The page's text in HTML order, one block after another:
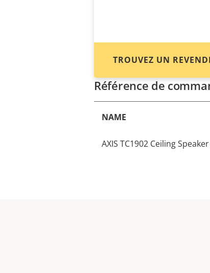
TROUVEZ UN
Référence de
NAME
AXIS TC1902 Ceiling